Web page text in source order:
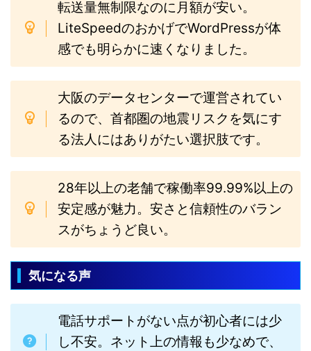
転送量無制限なのに月額が安い。
LiteSpeedのおかげでWordPressが体
感でも明らかに速くなりました。
大阪のデータセンターで運営されてい
るので、首都圏の地震リスクを気にす
る法人にはありがたい選択肢です。
28年以上の老舗で稼働率99.99%以上の
安定感が魅力。安さと信頼性のバラン
スがちょうど良い。
気になる声
電話サポートがない点が初心者には少
し不安。ネット上の情報も少なめで、